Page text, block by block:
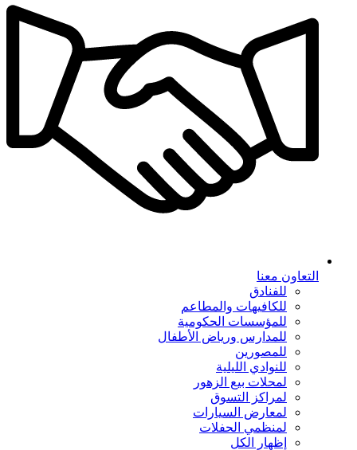
التعاون معنا
للفنادق
للكافيهات والمطاعم
للمؤسسات الحكومية
للمدارس ورياض الأطفال
للمصورين
للنوادي الليلية
لمحلات بيع الزهور
لمراكز التسوق
لمعارض السيارات
لمنظمي الحفلات
إظهار الكل